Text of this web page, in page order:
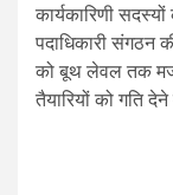
कार्यकारिणी
पदाधिकारी संगठन
को बूथ लेवल तक
तैयारियों को गति